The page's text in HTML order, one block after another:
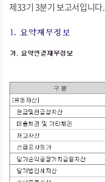
제33기 3분기 보고서입니다.